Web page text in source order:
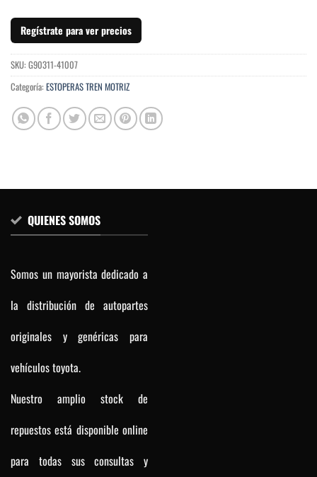
Regístrate para ver precios
SKU: G90311-41007
Categoría: ESTOPERAS TREN MOTRIZ
QUIENES SOMOS
Somos un mayorista dedicado a
la distribución de autopartes
originales y genéricas para
vehículos toyota.
Nuestro amplio stock de
repuestos está disponible online
para todas sus consultas y